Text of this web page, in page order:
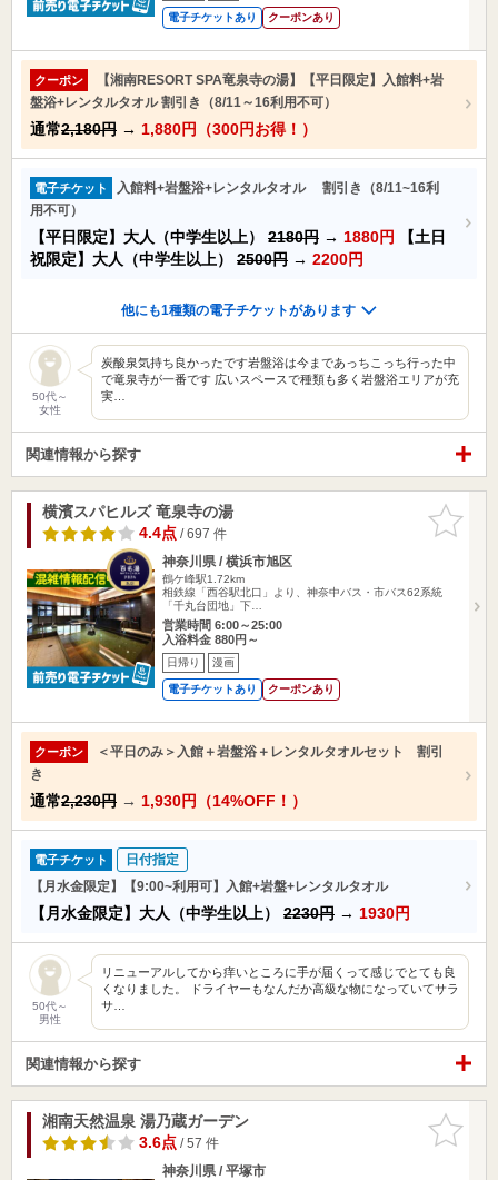
電子チケットあり クーポンあり
クーポン
【湘南RESORT SPA竜泉寺の湯】【平日限定】入館料+岩
盤浴+レンタルタオル 割引き（8/11～16利用不可）
通常2,180円 → 1,880円（300円お得！）
電子チケット
入館料+岩盤浴+レンタルタオル 割引き（8/11~16利
用不可）
【平日限定】大人（中学生以上） 2180円 → 1880円
【土日
祝限定】大人（中学生以上） 2500円 → 2200円
他にも1種類の電子チケットがあります
50代～
女性
炭酸泉気持ち良かったです岩盤浴は今まであっちこっち行った中
で竜泉寺が一番です 広いスペースで種類も多く岩盤浴エリアが充
実…
関連情報から探す
お気に入
りに追加
横濱スパヒルズ 竜泉寺の湯
4.4点/ 697 件
神奈川県 / 横浜市旭区
鶴ケ峰駅1.72km
相鉄線「西谷駅北口」より、神奈中バス・市バス62系統
「千丸台団地」下…
営業時間 6:00～25:00
入浴料金 880円～
日帰り 漫画
電子チケットあり クーポンあり
クーポン
＜平日のみ＞入館＋岩盤浴＋レンタルタオルセット 割引
き
通常2,230円 → 1,930円（14%OFF！）
電子チケット
日付指定
【月水金限定】【9:00~利用可】入館+岩盤+レンタルタオル
【月水金限定】大人（中学生以上） 2230円 → 1930円
50代～
男性
リニューアルしてから痒いところに手が届くって感じでとても良
くなりました。 ドライヤーもなんだか高級な物になっていてサラ
サ…
関連情報から探す
お気に入
りに追加
湘南天然温泉 湯乃蔵ガーデン
3.6点/ 57 件
神奈川県 / 平塚市